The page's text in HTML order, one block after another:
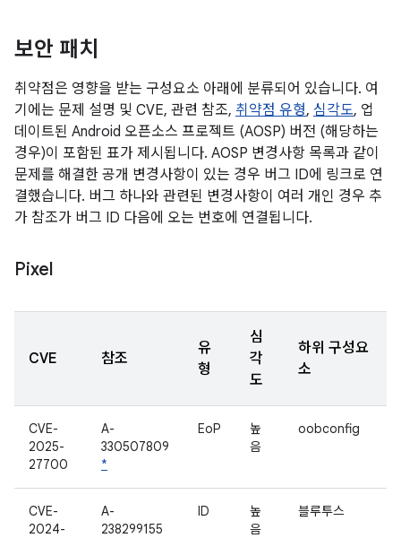
보안 패치
취약점은 영향을 받는 구성요소 아래에 분류되어 있습니다. 여
기에는 문제 설명 및 CVE, 관련 참조, 취약점 유형, 심각도, 업
데이트된 Android 오픈소스 프로젝트 (AOSP) 버전 (해당하는
경우)이 포함된 표가 제시됩니다. AOSP 변경사항 목록과 같이
문제를 해결한 공개 변경사항이 있는 경우 버그 ID에 링크로 연
결했습니다. 버그 하나와 관련된 변경사항이 여러 개인 경우 추
가 참조가 버그 ID 다음에 오는 번호에 연결됩니다.
Pixel
CVE 참조
유
형
심
각
도
하위 구성요
소
CVE-
2025-
27700
A-
330507809
*
EoP
높
음
oobconfig
CVE-
2024-
A-
238299155
ID
높
음
블루투스